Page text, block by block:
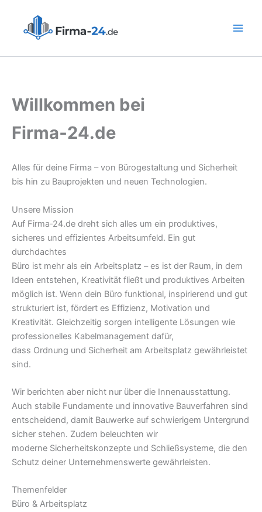
springen
Willkommen bei
Firma‑24.de
Alles für deine Firma – von Bürogestaltung und Sicherheit
bis hin zu Bauprojekten und neuen Technologien.
Unsere Mission
Auf Firma‑24.de dreht sich alles um ein produktives,
sicheres und effizientes Arbeitsumfeld. Ein gut
durchdachtes
Büro ist mehr als ein Arbeitsplatz – es ist der Raum, in dem
Ideen entstehen, Kreativität fließt und produktives Arbeiten
möglich ist. Wenn dein Büro funktional, inspirierend und gut
strukturiert ist, fördert es Effizienz, Motivation und
Kreativität. Gleichzeitig sorgen intelligente Lösungen wie
professionelles Kabelmanagement dafür,
dass Ordnung und Sicherheit am Arbeitsplatz gewährleistet
sind.
Wir berichten aber nicht nur über die Innenausstattung.
Auch stabile Fundamente und innovative Bauverfahren sind
entscheidend, damit Bauwerke auf schwierigem Untergrund
sicher stehen. Zudem beleuchten wir
moderne Sicherheitskonzepte und Schließsysteme, die den
Schutz deiner Unternehmenswerte gewährleisten.
Themenfelder
Büro & Arbeitsplatz